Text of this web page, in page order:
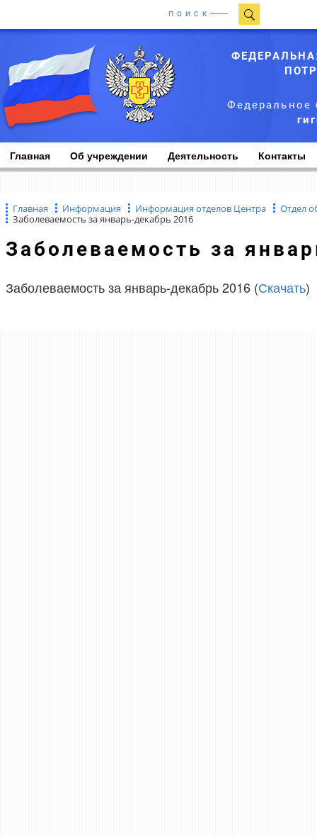
ПОИСК
Федеральное
Главная Об учреждении Деятельность Контакты
Главная Информация Информация отделов Центра
Отдел
Заболеваемость за январь-декабрь 2016
Заболеваемость за
Заболеваемость за январь-декабрь 2016 (Скачать)